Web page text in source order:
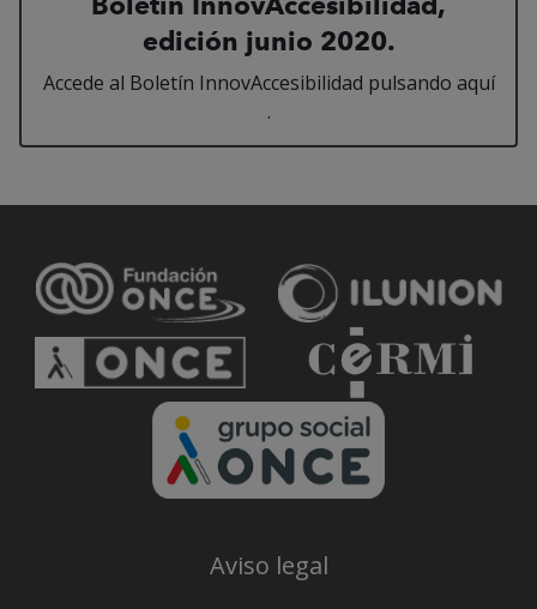
edición junio 2020.
Accede al Boletín InnovAccesibilidad pulsando aquí
.
Aviso legal